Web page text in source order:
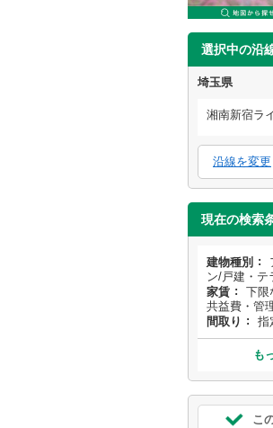
選択中の沿
埼玉県
湘南新宿ラ
沿線を変更
現在の検索
建物種別
ン/戸建・テ
家賃
下限
共益費・管
間取り
指
も
こ